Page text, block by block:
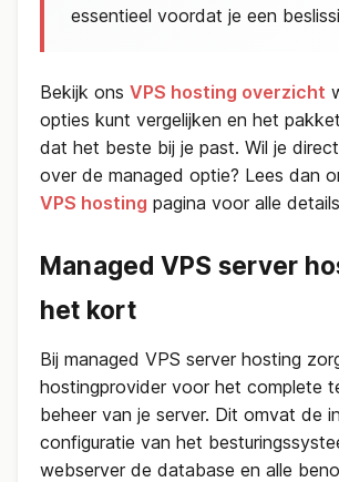
essentieel voordat je een
Bekijk ons VPS hosting overzicht
opties kunt vergelijken en het
dat het beste bij je past. Wil je
over de managed optie? Lees dan
VPS hosting pagina voor alle
Managed VPS server
het kort
Bij managed VPS server hosting
hostingprovider voor het complete
beheer van je server. Dit omvat de
configuratie van het
webserver de database en alle